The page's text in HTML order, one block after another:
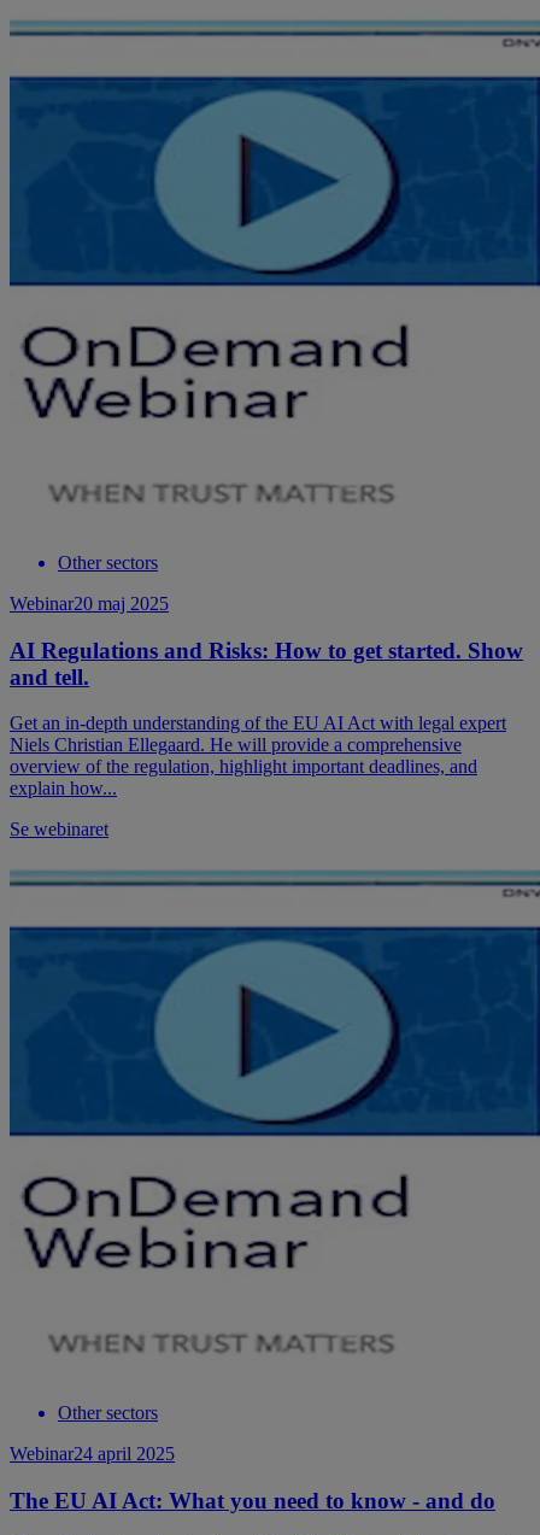
Other sectors
Webinar20 maj 2025
AI Regulations and Risks: How to get started. Show
and tell.
Get an in-depth understanding of the EU AI Act with legal expert
Niels Christian Ellegaard. He will provide a comprehensive
overview of the regulation, highlight important deadlines, and
explain how...
Se webinaret
Other sectors
Webinar24 april 2025
The EU AI Act: What you need to know - and do